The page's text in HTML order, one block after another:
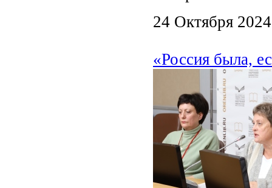
24 Октября 2024
«Россия была,